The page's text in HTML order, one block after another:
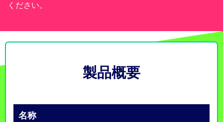
ください。
製品概要
名称